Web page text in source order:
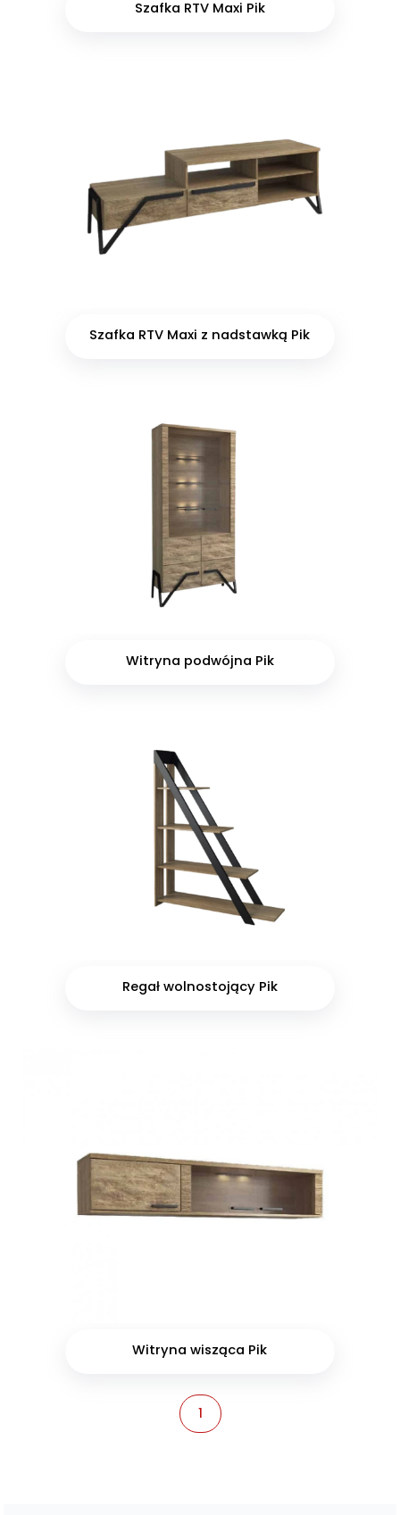
Szafka RTV Maxi Pik
Szafka RTV Maxi z nadstawką Pik
Witryna podwójna Pik
Regał wolnostojący Pik
Witryna wisząca Pik
1